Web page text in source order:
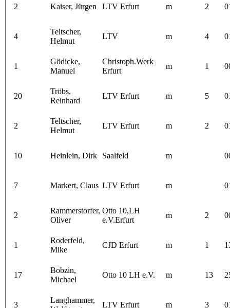
2 Kaiser, Jürgen LTV Erfurt m 2
4
Teltscher,
Helmut
LTV m 4
1
Gödicke,
Manuel
Christoph.Werk
Erfurt
m 1
20
Tröbs,
Reinhard
LTV Erfurt m 5
2
Teltscher,
Helmut
LTV Erfurt m 2
10 Heinlein, Dirk Saalfeld m
7 Markert, Claus LTV Erfurt m
2
Rammerstorfer,
Oliver
Otto 10,LH
e.V.Erfurt
m 2
1
Roderfeld,
Mike
CJD Erfurt m 1
17
Bobzin,
Michael
Otto 10 LH e.V. m 13
3
Langhammer,
LTV Erfurt m 3